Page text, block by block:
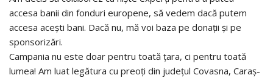
accesa banii din fonduri europene, să vedem dacă putem
accesa acești bani. Dacă nu, mă voi baza pe donații și pe
sponsorizări.
Campania nu este doar pentru toată țara, ci pentru toată
lumea! Am luat legătura cu preoți din județul Covasna, Caraș-